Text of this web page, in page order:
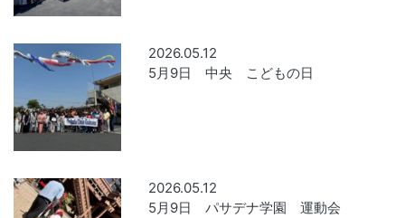
2026.05.12
5月9日 中央 こどもの日
2026.05.12
5月9日 パサデナ学園 運動会